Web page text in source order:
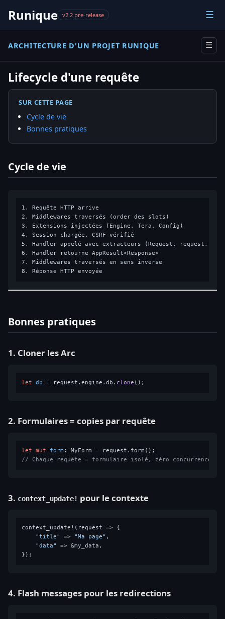
Runique v2.2 pre-release ☰
ARCHITECTURE D'UN PROJET RUNIQUE ☰
Lifecycle d'une requête
SUR CETTE PAGE
Cycle de vie
Bonnes pratiques
Cycle de vie
1. Requête HTTP arrive
2. Middlewares traversés (order des slots)
3. Extensions injectées (Engine, Tera, Config)
4. Session chargée, CSRF vérifié
5. Handler appelé avec extracteurs (Request,
6. Handler retourne AppResult<Response>
7. Middlewares traversés en sens inverse
Bonnes pratiques
1. Cloner les Arc
let db = request.engine.db. clone
2. Formulaires = copies par requête
let mut form
// Chaque requête = formulaire isolé, zéro concurrence
3. context_update! pour le contexte
context_update!(request => {
"title"
=> "Ma page" ,
"data"
=> &my_data,
4. Flash messages pour les redirections